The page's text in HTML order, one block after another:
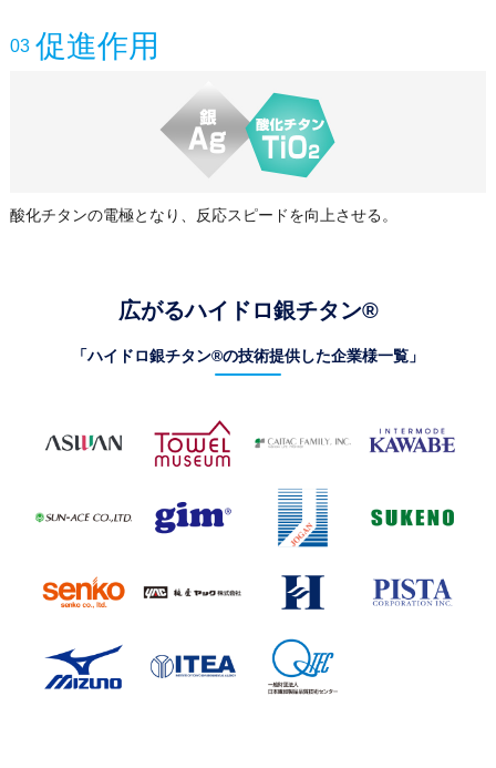
03 促進作用
酸化チタンの電極となり、反応スピードを向上させる。
広がるハイドロ銀チタン®
「ハイドロ銀チタン®の技術提供した企業様一覧」